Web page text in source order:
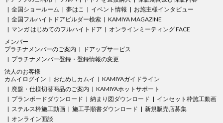
全国ショールーム
夢はこ イベント情報
お施主様インタビュー
全国フルハイトドアビルダー検索
KAMIYA MAGAZINE
マンガ はじめてのフルハイトドア
オンラインミーティング FACE
メンバー
プラチナメンバーのご案内
ドアップサービス
プラチナメンバー登録・登録情報の変更
法人のお客様
カムイログイン
おためしカムイ
KAMIYAガイドライン
廃盤・仕様切替商品のご案内
KAMIYAホットサポート
プランボードダウンロード
納まり図ダウンロード
インセット枠施工動画
ステルス枠施工動画
施工手順書ダウンロード
新規販売店募集
オンライン面談